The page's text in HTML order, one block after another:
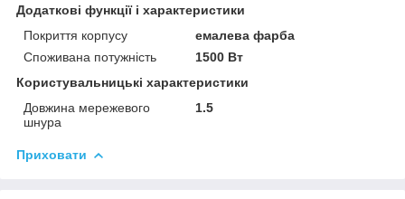
Додаткові функції і характеристики
Покриття корпусу
емалева фарба
Споживана потужність
1500 Вт
Користувальницькі характеристики
Довжина мережевого
шнура
1.5
Приховати